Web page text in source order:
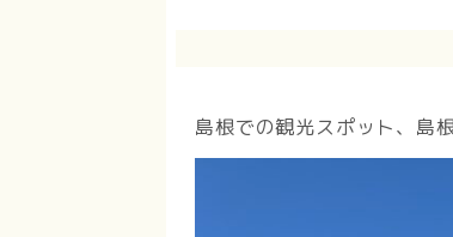
島根での観光スポット、島